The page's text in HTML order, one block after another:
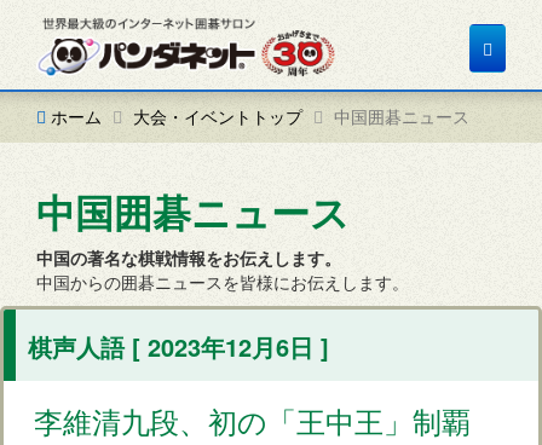
Toggle
ホーム
大会・イベントトップ 中国囲碁ニュース
中国囲碁ニュース
中国の著名な棋戦情報をお伝えします。
中国からの囲碁ニュースを皆様にお伝えします。
棋声人語 [ 2023年12月6日 ]
李維清九段、初の「王中王」制覇